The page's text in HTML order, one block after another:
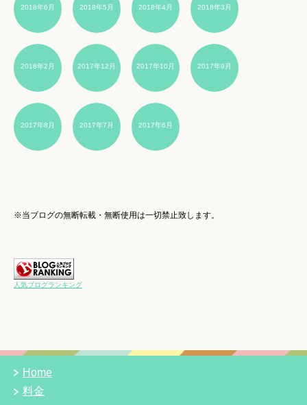
2018年6月 2018年5月 2018年4月 2018年3月
2018年2月 2017年12月 2017年10月 2017年9月
2017年8月 2017年7月 2017年6月
※当ブログの無断転載・無断使用は一切禁止致します。
人気ブログランキング
Home
料金